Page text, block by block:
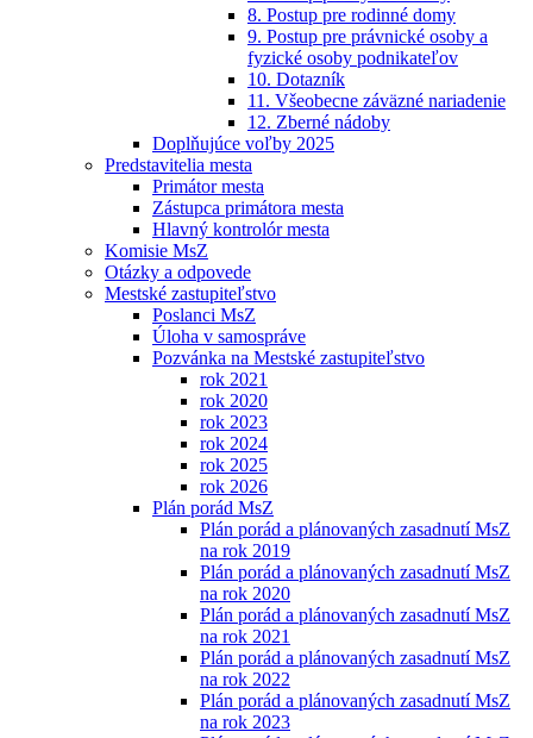
8. Postup pre rodinné domy
9. Postup pre právnické osoby a
fyzické osoby podnikateľov
10. Dotazník
11. Všeobecne záväzné nariadenie
12. Zberné nádoby
Doplňujúce voľby 2025
Predstavitelia mesta
Primátor mesta
Zástupca primátora mesta
Hlavný kontrolór mesta
Komisie MsZ
Otázky a odpovede
Mestské zastupiteľstvo
Poslanci MsZ
Úloha v samospráve
Pozvánka na Mestské zastupiteľstvo
rok 2021
rok 2020
rok 2023
rok 2024
rok 2025
rok 2026
Plán porád MsZ
Plán porád a plánovaných zasadnutí MsZ
na rok 2019
Plán porád a plánovaných zasadnutí MsZ
na rok 2020
Plán porád a plánovaných zasadnutí MsZ
na rok 2021
Plán porád a plánovaných zasadnutí MsZ
na rok 2022
Plán porád a plánovaných zasadnutí MsZ
na rok 2023